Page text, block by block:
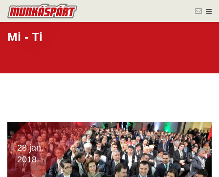
Mi - Ti
28 jan.
2018